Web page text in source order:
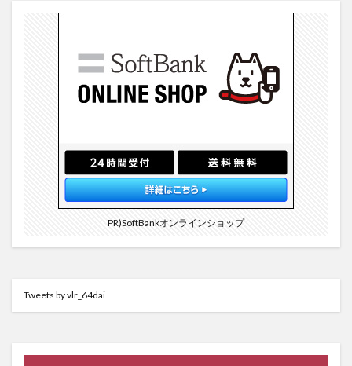
PR)SoftBankオンラインショップ
Tweets by vlr_64dai